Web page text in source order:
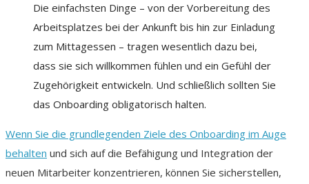
Die einfachsten Dinge – von der Vorbereitung des
Arbeitsplatzes bei der Ankunft bis hin zur Einladung
zum Mittagessen – tragen wesentlich dazu bei,
dass sie sich willkommen fühlen und ein Gefühl der
Zugehörigkeit entwickeln. Und schließlich sollten Sie
das Onboarding obligatorisch halten.
Wenn Sie die grundlegenden Ziele des Onboarding im Auge
behalten und sich auf die Befähigung und Integration der
neuen Mitarbeiter konzentrieren, können Sie sicherstellen,